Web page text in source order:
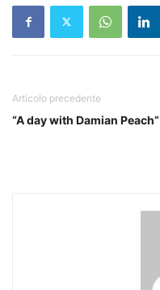
Articolo precedente
“A day with Damian Peach”